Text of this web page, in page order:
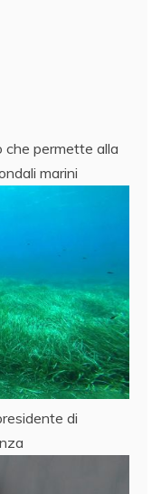
che permette alla
marini
di